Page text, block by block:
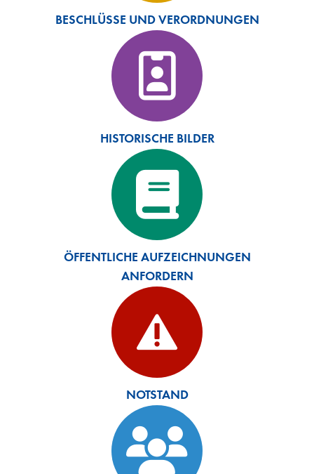
BESCHLÜSSE UND VERORDNUNGEN
HISTORISCHE BILDER
ÖFFENTLICHE AUFZEICHNUNGEN
ANFORDERN
NOTSTAND